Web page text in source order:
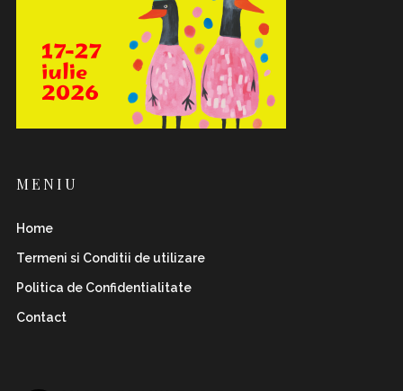
MENIU
Home
Termeni si Conditii de utilizare
Politica de Confidentialitate
Contact